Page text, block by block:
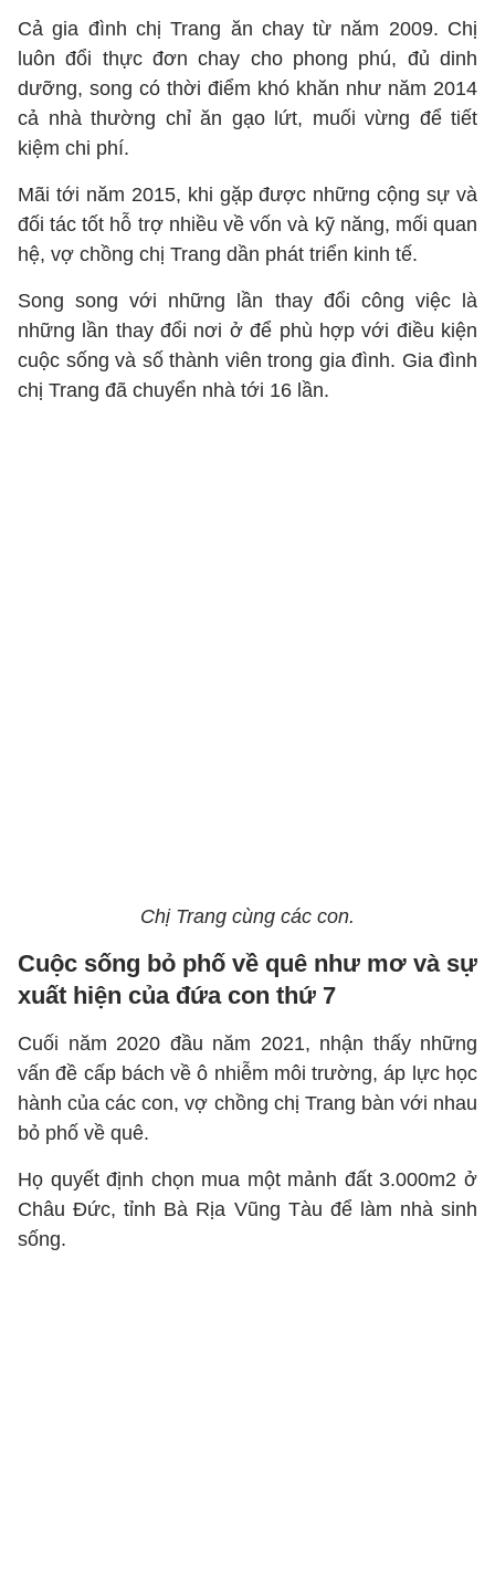
Cả gia đình chị Trang ăn chay từ năm 2009. Chị
luôn đổi thực đơn chay cho phong phú, đủ dinh
dưỡng, song có thời điểm khó khăn như năm 2014
cả nhà thường chỉ ăn gạo lứt, muối vừng để tiết
kiệm chi phí.
Mãi tới năm 2015, khi gặp được những cộng sự và
đối tác tốt hỗ trợ nhiều về vốn và kỹ năng, mối quan
hệ, vợ chồng chị Trang dần phát triển kinh tế.
Song song với những lần thay đổi công việc là
những lần thay đổi nơi ở để phù hợp với điều kiện
cuộc sống và số thành viên trong gia đình. Gia đình
chị Trang đã chuyển nhà tới 16 lần.
Chị Trang cùng các con.
Cuộc sống bỏ phố về quê như mơ và sự
xuất hiện của đứa con thứ 7
Cuối năm 2020 đầu năm 2021, nhận thấy những
vấn đề cấp bách về ô nhiễm môi trường, áp lực học
hành của các con, vợ chồng chị Trang bàn với nhau
bỏ phố về quê.
Họ quyết định chọn mua một mảnh đất 3.000m2 ở
Châu Đức, tỉnh Bà Rịa Vũng Tàu để làm nhà sinh
sống.